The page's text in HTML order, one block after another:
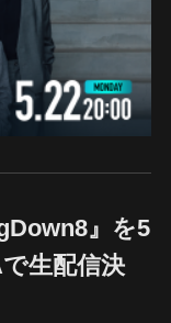
』を5
生配信決